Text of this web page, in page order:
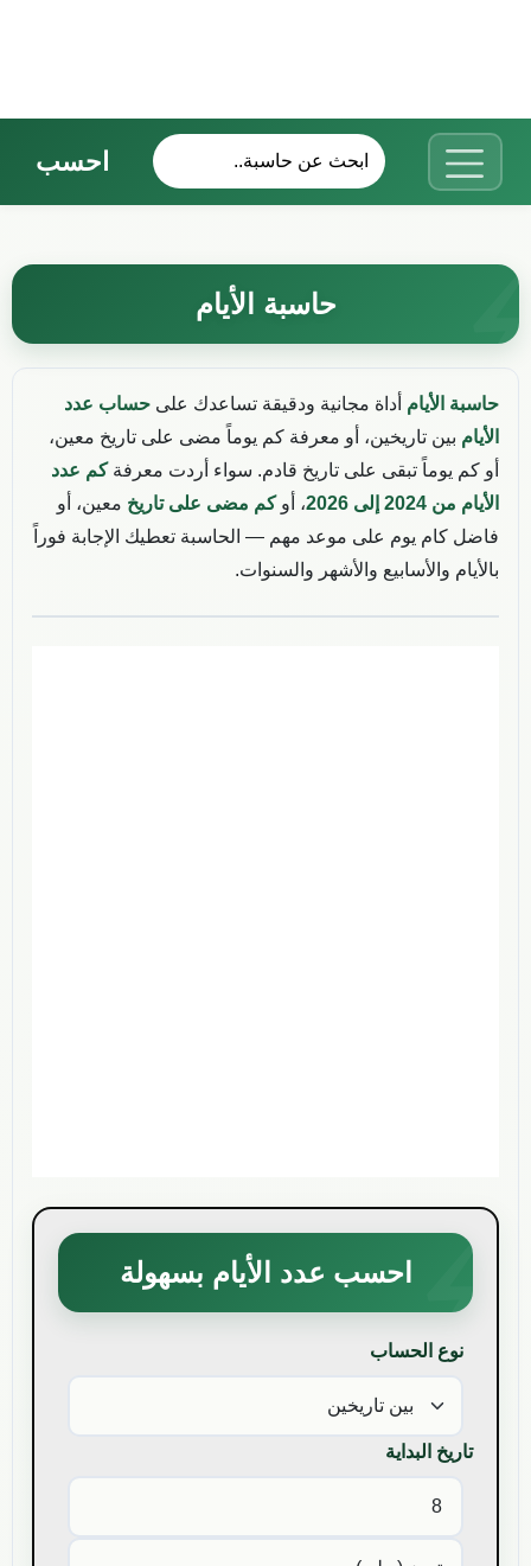
احسب
حاسبة الأيام
حاسبة الأيام أداة مجانية ودقيقة تساعدك على حساب عدد
الأيام بين تاريخين، أو معرفة كم يوماً مضى على تاريخ معين،
أو كم يوماً تبقى على تاريخ قادم. سواء أردت معرفة كم عدد
الأيام من 2024 إلى 2026
، أو كم مضى على تاريخ معين، أو
فاضل كام يوم على موعد مهم — الحاسبة تعطيك الإجابة فوراً
بالأيام والأسابيع والأشهر والسنوات.
احسب عدد الأيام بسهولة
نوع الحساب
تاريخ البداية